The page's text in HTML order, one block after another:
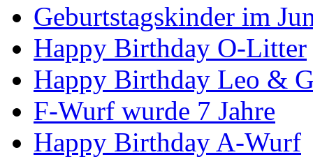
Geburtstagskinder im
Happy Birthday O-Litter
Happy Birthday Leo &
F-Wurf wurde 7 Jahre
Happy Birthday A-Wurf